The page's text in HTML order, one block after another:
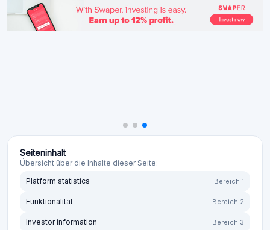
Seiteninhalt
Übersicht über die Inhalte dieser Seite:
Platform statistics
Bereich 1
Funktionalität Bereich 2
Investor information Bereich 3